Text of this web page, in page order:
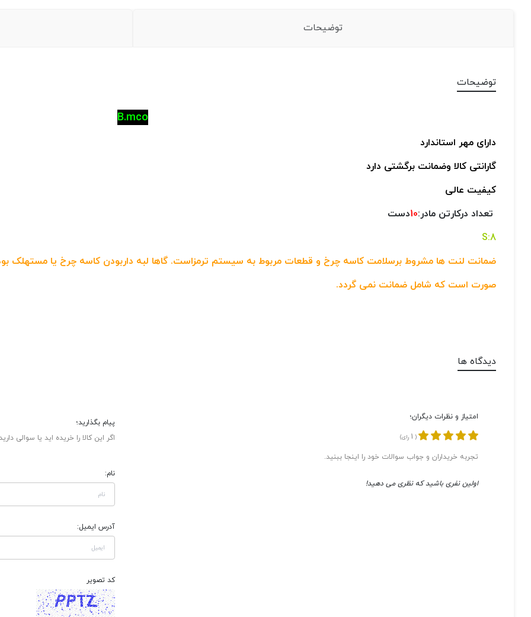
توضیحات
توضیحات
B.mco
دارای مهر استاندارد
گارانتی کالا وضمانت برگشتی دارد
کیفیت عالی
تعداد درکارتن مادر:10دست
8:S
ضمانت لنت ها مشروط برسلامت کاسه چرخ و قطعات مربوط به سیستم ترمزاست. گاها لبه داربودن کاسه چرخ یا مستهلک
صورت است که شامل ضمانت نمی گردد.
دیدگاه ها
امتیاز و نظرات دیگران؛
(
1 رای)
تجربه خریداران و جواب سوالات خود را اینجا ببنید.
اولین نفری باشید که نظری می دهید!
پیام بگذارید؛
اگر این کالا را خریده اید یا سوالی
نام:
آدرس ایمیل:
کد تصویر